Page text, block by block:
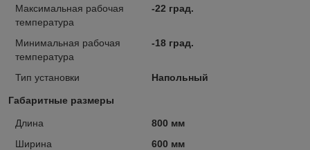
Максимальная рабочая
температура
-22 град.
Минимальная рабочая
температура
-18 град.
Тип установки Напольный
Габаритные размеры
Длина
800 мм
Ширина
600 мм